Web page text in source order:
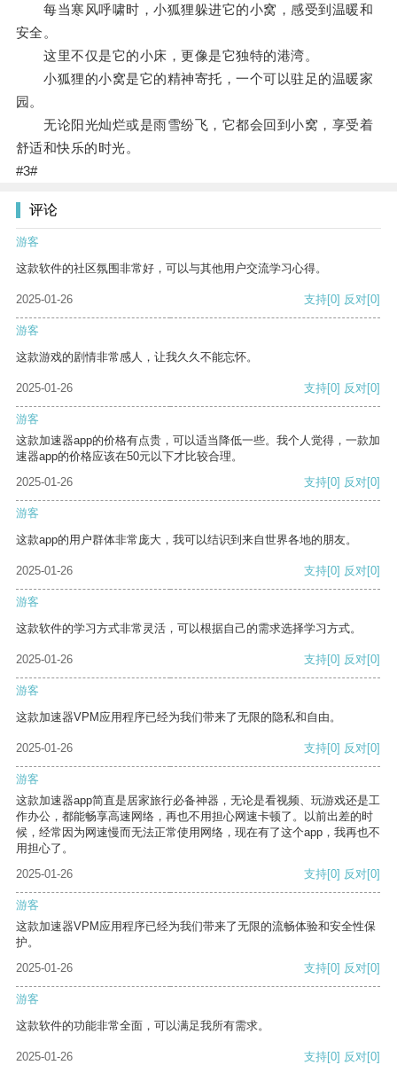
每当寒风呼啸时，小狐狸躲进它的小窝，感受到温暖和
安全。
这里不仅是它的小床，更像是它独特的港湾。
小狐狸的小窝是它的精神寄托，一个可以驻足的温暖家
园。
无论阳光灿烂或是雨雪纷飞，它都会回到小窝，享受着
舒适和快乐的时光。
#3#
评论
游客
这款软件的社区氛围非常好，可以与其他用户交流学习心得。
2025-01-26 支持[0] 反对[0]
游客
这款游戏的剧情非常感人，让我久久不能忘怀。
2025-01-26 支持[0] 反对[0]
游客
这款加速器app的价格有点贵，可以适当降低一些。我个人觉得，一款加
速器app的价格应该在50元以下才比较合理。
2025-01-26
支持[0] 反对[0]
游客
这款app的用户群体非常庞大，我可以结识到来自世界各地的朋友。
2025-01-26 支持[0] 反对[0]
游客
这款软件的学习方式非常灵活，可以根据自己的需求选择学习方式。
2025-01-26 支持[0] 反对[0]
游客
这款加速器VPM应用程序已经为我们带来了无限的隐私和自由。
2025-01-26 支持[0] 反对[0]
游客
这款加速器app简直是居家旅行必备神器，无论是看视频、玩游戏还是工
作办公，都能畅享高速网络，再也不用担心网速卡顿了。以前出差的时
候，经常因为网速慢而无法正常使用网络，现在有了这个app，我再也不
用担心了。
2025-01-26
支持[0] 反对[0]
游客
这款加速器VPM应用程序已经为我们带来了无限的流畅体验和安全性保
护。
2025-01-26
支持[0] 反对[0]
游客
这款软件的功能非常全面，可以满足我所有需求。
2025-01-26 支持[0] 反对[0]